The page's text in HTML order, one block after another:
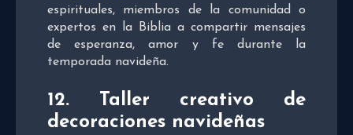
espirituales, miembros de la comunidad o
expertos en la Biblia a compartir mensajes
de esperanza, amor y fe durante la
temporada navideña.
12. Taller creativo de
decoraciones navideñas